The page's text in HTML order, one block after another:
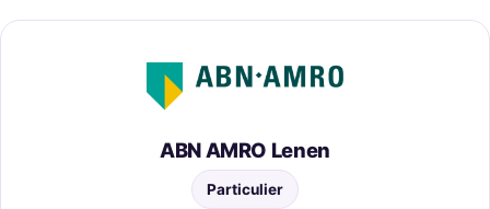
ABN AMRO Lenen
Particulier